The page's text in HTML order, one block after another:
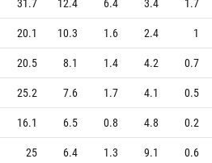
20.1 10.3 1.6 2.4
1
20.5 8.1 1.4 4.2
0.7
25.2 7.6 1.7 4.1
0.5
16.1 6.5 0.8 4.8
0.2
25 6.4 1.3 9.1
0.6